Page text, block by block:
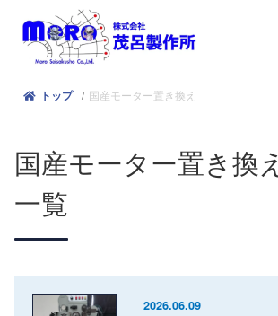
トップ 国産モーター置き換え
国産モーター置き換え
一覧
2026.06.09